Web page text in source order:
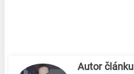
Autor článku